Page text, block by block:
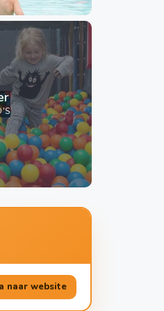
naar website